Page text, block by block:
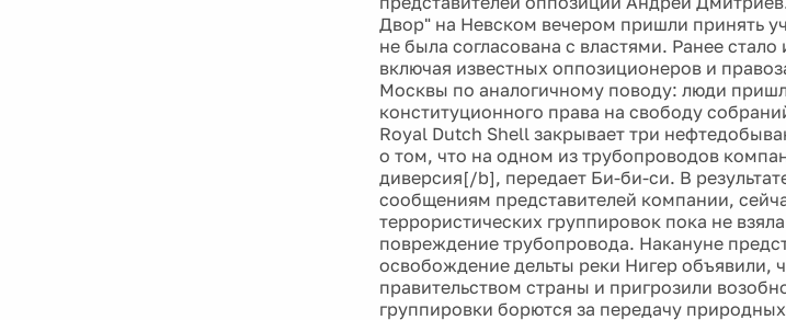
Двор" на Невском вечером пришли принять
не была согласована с властями. Ранее
включая известных оппозиционеров и
Москвы по аналогичному поводу: люди
конституционного права на свободу
Royal Dutch Shell закрывает три
о том, что на одном из трубопроводов
диверсия[/b], передает Би-би-си. В
сообщениям представителей компании,
террористических группировок пока не
повреждение трубопровода. Накануне
освобождение дельты реки Нигер объявили,
правительством страны и пригрозили
группировки борются за передачу